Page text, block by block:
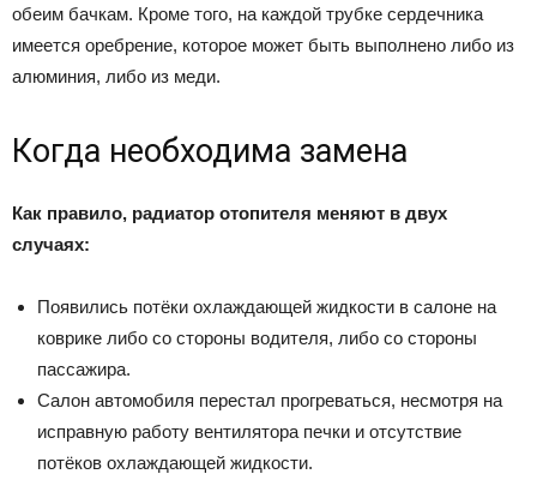
обеим бачкам. Кроме того, на каждой трубке сердечника
имеется оребрение, которое может быть выполнено либо из
алюминия, либо из меди.
Когда необходима замена
Как правило, радиатор отопителя меняют в двух
случаях:
Появились потёки охлаждающей жидкости в салоне на
коврике либо со стороны водителя, либо со стороны
пассажира.
Салон автомобиля перестал прогреваться, несмотря на
исправную работу вентилятора печки и отсутствие
потёков охлаждающей жидкости.